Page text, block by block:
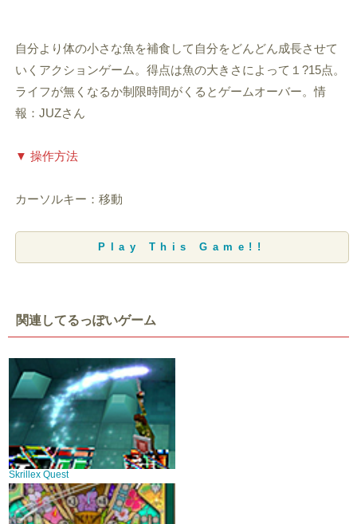
自分より体の小さな魚を補食して自分をどんどん成長させて
いくアクションゲーム。得点は魚の大きさによって１?15点。
ライフが無くなるか制限時間がくるとゲームオーバー。情
報：JUZさん
▼ 操作方法
カーソルキー：移動
Play This Game!!
関連してるっぽいゲーム
Skrillex Quest